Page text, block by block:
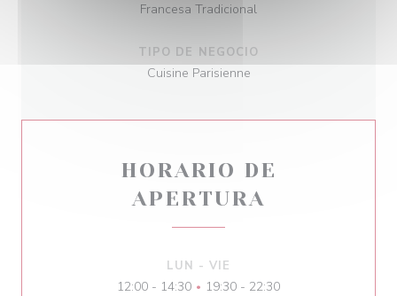
Francesa Tradicional
TIPO DE NEGOCIO
Cuisine Parisienne
HORARIO DE
APERTURA
LUN -VIE
12:00 - 14:30 • 19:30 - 22:30